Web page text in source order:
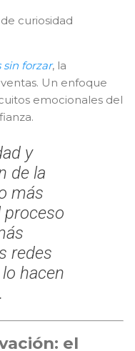
curiosidad
sin forzar, la
Un enfoque
emocionales del
y
de la
más
redes
hacen
el